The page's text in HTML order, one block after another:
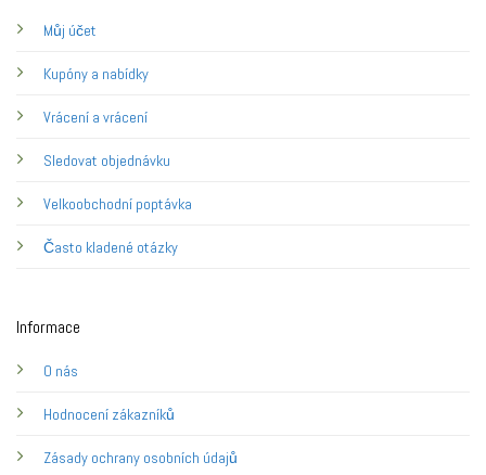
Můj účet
Kupóny a nabídky
Vrácení a vrácení
Sledovat objednávku
Velkoobchodní poptávka
Často kladené otázky
Informace
O nás
Hodnocení zákazníků
Zásady ochrany osobních údajů